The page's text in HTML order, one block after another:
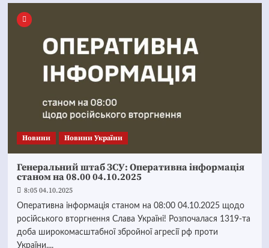
Новини Новини України
Генеральний штаб ЗСУ: Оперативна інформація
станом на 08.00 04.10.2025
8:05 04.10.2025
Оперативна інформація станом на 08:00 04.10.2025 щодо
російського вторгнення Слава Україні! Розпочалася 1319-та
доба широкомасштабної збройної агресії рф проти
України....